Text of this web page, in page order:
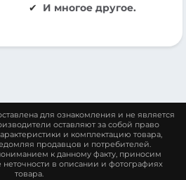
И многое другое.
для ознакомления и не является
оставляют за собой право
и комплектацию товара,
продавцов и потребителей.
к данному факту, приносим
в описании и фотографиях
товара.